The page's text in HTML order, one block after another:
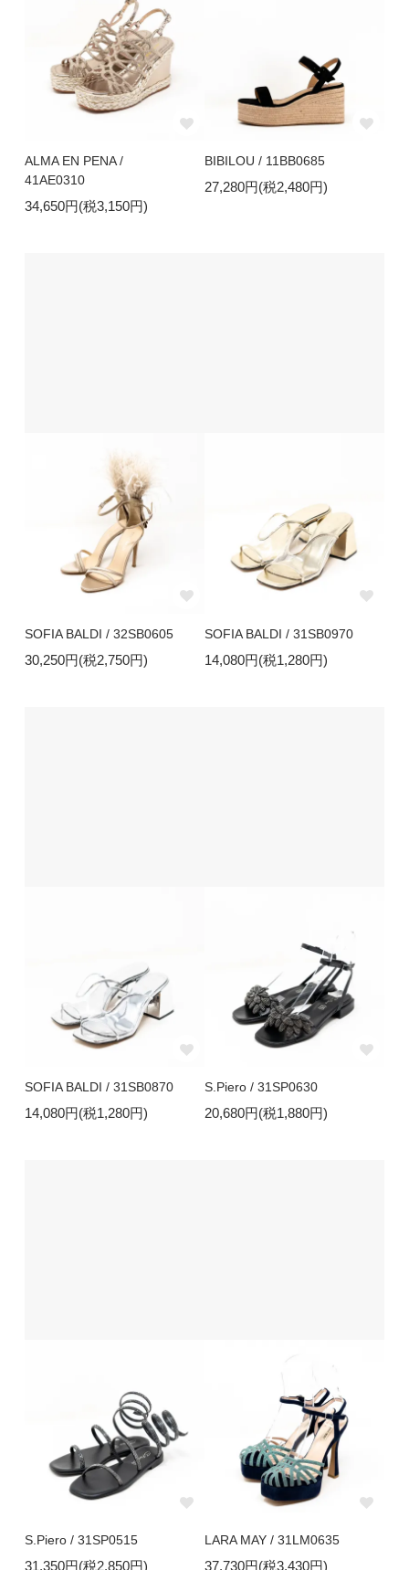
ALMA EN PENA /
41AE0310
34,650円(税3,150円)
BIBILOU / 11BB0685
27,280円(税2,480円)
SOFIA BALDI / 32SB0605
30,250円(税2,750円)
SOFIA BALDI / 31SB0970
14,080円(税1,280円)
SOFIA BALDI / 31SB0870
14,080円(税1,280円)
S.Piero / 31SP0630
20,680円(税1,880円)
S.Piero / 31SP0515
31,350円(税2,850円)
LARA MAY / 31LM0635
37,730円(税3,430円)